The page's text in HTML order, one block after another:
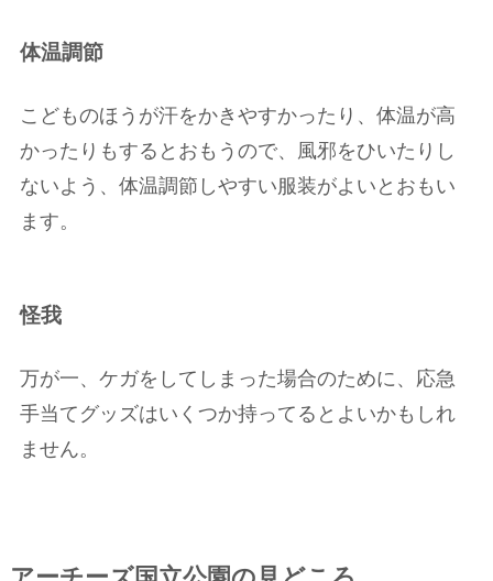
体温調節
こどものほうが汗をかきやすかったり、体温が高
かったりもするとおもうので、風邪をひいたりし
ないよう、体温調節しやすい服装がよいとおもい
ます。
怪我
万が一、ケガをしてしまった場合のために、応急
手当てグッズはいくつか持ってるとよいかもしれ
ません。